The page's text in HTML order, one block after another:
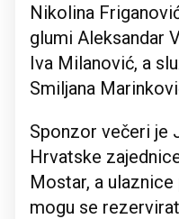
Nikolina
glumi Aleksandar
Iva Milanović, a
Smiljana
Sponzor večeri je
Hrvatske
Mostar, a
mogu se